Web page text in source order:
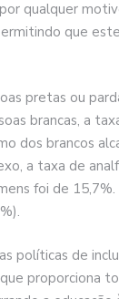
qualquer
que
pretas ou
brancas, a
dos brancos
a taxa de
foi de
políticas de
proporciona